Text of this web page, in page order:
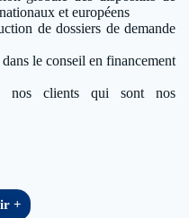
et européens
de dossiers de demande
le conseil en financement
nos clients qui sont nos
+